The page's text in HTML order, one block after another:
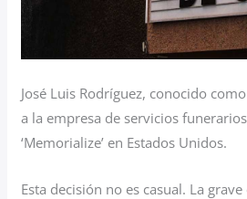
José Luis Rodríguez, conocido como
a la empresa de servicios
‘Memorialize’ en Estados Unidos.
Esta decisión no es casual. La